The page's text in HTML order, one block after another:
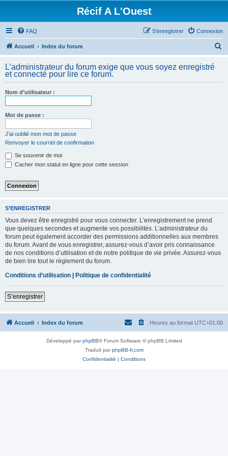
Récif A L'Ouest
FAQ Connexion
S’enregistrer
Accueil Index du forum
h
L’administrateur du forum exige que vous soyez enregistré
et connecté pour lire ce forum.
Nom d’utilisateur :
Mot de passe :
J’ai oublié mon mot de passe
Renvoyer le courriel de confirmation
Se souvenir de moi
Cacher mon statut en ligne pour cette session
S’ENREGISTRER
Vous devez être enregistré pour vous connecter. L’enregistrement ne prend
que quelques secondes et augmente vos possibilités. L’administrateur du
forum peut également accorder des permissions additionnelles aux membres
du forum. Avant de vous enregistrer, assurez-vous d’avoir pris connaissance
de nos conditions d’utilisation et de notre politique de vie privée. Assurez-vous
de bien lire tout le règlement du forum.
Conditions d’utilisation | Politique de confidentialité
S’enregistrer
Accueil Index du forum Heures au format UTC+01:00
Développé parphpBB® Forum Software © phpBB Limited
Traduit parphpBB-fr.com
Confidentialité | Conditions